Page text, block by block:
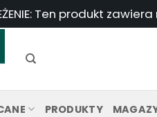
Ten produkt
PRODUKTY